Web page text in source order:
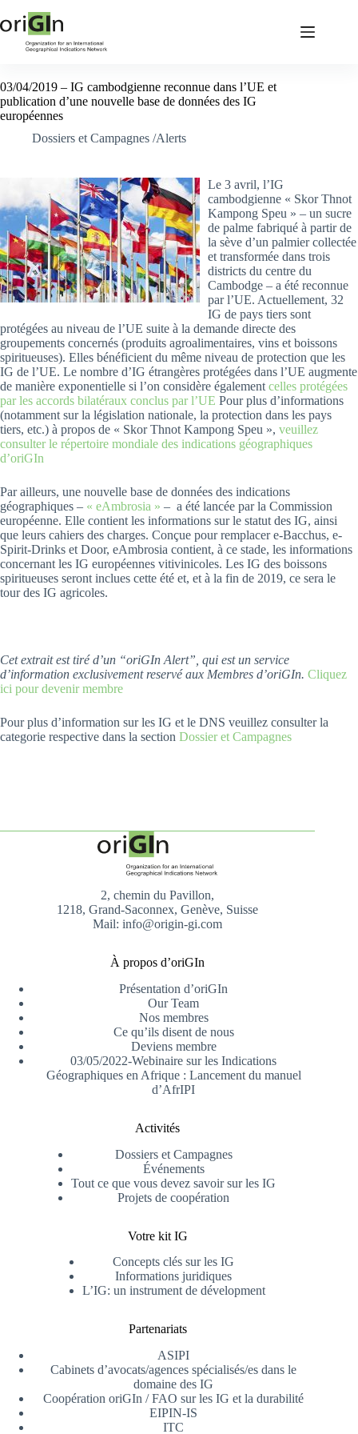
03/04/2019 – IG cambodgienne reconnue dans l’UE et
publication d’une nouvelle base de données des IG
européennes
Dossiers et Campagnes /Alerts
Le 3 avril, l’IG
cambodgienne « Skor Thnot
Kampong Speu » – un sucre
de palme fabriqué à partir de
la sève d’un palmier collectée
et transformée dans trois
districts du centre du
Cambodge – a été reconnue
par l’UE. Actuellement, 32
IG de pays tiers sont
protégées au niveau de l’UE suite à la demande directe des
groupements concernés (produits agroalimentaires, vins et boissons
spiritueuses). Elles bénéficient du même niveau de protection que les
IG de l’UE. Le nombre d’IG étrangères protégées dans l’UE augmente
de manière exponentielle si l’on considère également celles protégées
par les accords bilatéraux conclus par l’UE Pour plus d’informations
(notamment sur la législation nationale, la protection dans les pays
tiers, etc.) à propos de « Skor Thnot Kampong Speu », veuillez
consulter le répertoire mondiale des indications géographiques
d’oriGIn
Par ailleurs, une nouvelle base de données des indications
géographiques – « eAmbrosia » – a été lancée par la Commission
européenne. Elle contient les informations sur le statut des IG, ainsi
que leurs cahiers des charges. Conçue pour remplacer e-Bacchus, e-
Spirit-Drinks et Door, eAmbrosia contient, à ce stade, les informations
concernant les IG européennes vitivinicoles. Les IG des boissons
spiritueuses seront inclues cette été et, et à la fin de 2019, ce sera le
tour des IG agricoles.
Cet extrait est tiré d’un “oriGIn Alert”, qui est un service
d’information exclusivement reservé aux Membres d’oriGIn. Cliquez
ici pour devenir membre
Pour plus d’information sur les IG et le DNS veuillez consulter la
categorie respective dans la section Dossier et Campagnes
2, chemin du Pavillon,
1218, Grand-Saconnex, Genève, Suisse
Mail: info@origin-gi.com
À propos d’oriGIn
Présentation d’oriGIn
Our Team
Nos membres
Ce qu’ils disent de nous
Deviens membre
03/05/2022-Webinaire sur les Indications
Géographiques en Afrique : Lancement du manuel
d’AfrIPI
Activités
Dossiers et Campagnes
Événements
Tout ce que vous devez savoir sur les IG
Projets de coopération
Votre kit IG
Concepts clés sur les IG
Informations juridiques
L’IG: un instrument de dévelopment
Partenariats
ASIPI
Cabinets d’avocats/agences spécialisés/es dans le
domaine des IG
Coopération oriGIn / FAO sur les IG et la durabilité
EIPIN-IS
ITC